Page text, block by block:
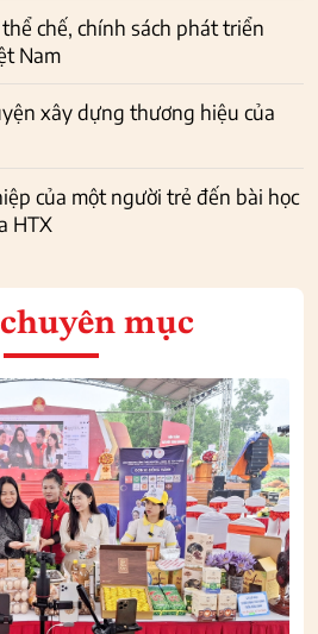
chế, chính sách phát triển
Nam
xây dựng thương hiệu của
của một người trẻ đến bài học
HTX
mục